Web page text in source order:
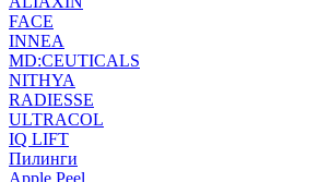
FACE
INNEA
MD:CEUTICALS
NITHYA
RADIESSE
ULTRACOL
IQ LIFT
Пилинги
Apple Peel